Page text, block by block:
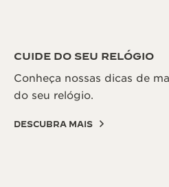
CUIDE DO SEU RELÓGIO
Conheça nossas dicas de
do seu relógio.
DESCUBRA MAIS